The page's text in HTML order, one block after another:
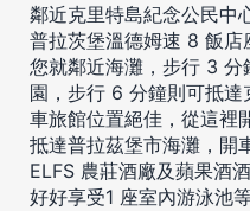
鄰近克里特島紀念公民中
普拉茨堡溫德姆速 8 飯店
您就鄰近海灘，步行 3 分
園，步行 6 分鐘則可抵
車旅館位置絕佳，從這
抵達普拉茲堡市海灘，開
ELFS 農莊酒廠及蘋果酒酒
好好享受1 座室內游泳池